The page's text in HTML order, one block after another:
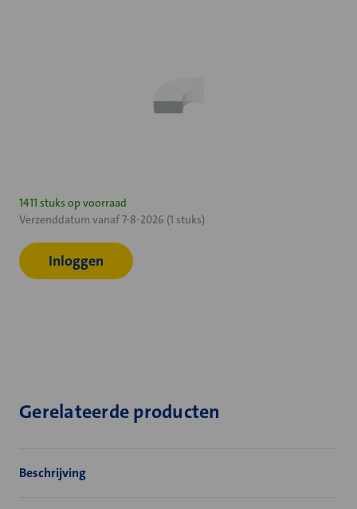
Huidige
voorraad:
1411 stuks op voorraad
Verzenddatum vanaf 7-8-2026 (1 stuks)
Inloggen
Gerelateerde producten
Beschrijving